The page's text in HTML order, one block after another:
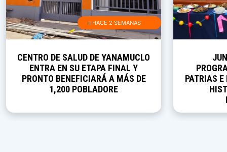
≡ HACE 2 SEMANAS
CENTRO DE SALUD DE YANAMUCLO
ENTRA EN SU ETAPA FINAL Y
PRONTO BENEFICIARÁ A MÁS DE
1,200 POBLADORE
PATRIAS